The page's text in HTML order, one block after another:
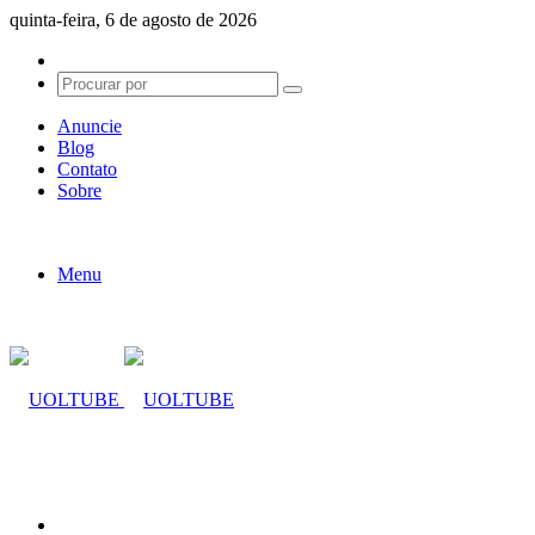
quinta-feira, 6 de agosto de 2026
skin
Procurar
Anuncie
Blog
Contato
Sobre
Menu